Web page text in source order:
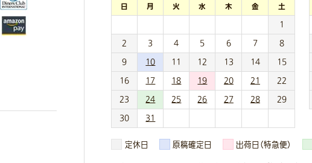
日 月 火 水 木 金
土
1
2
3 4 5 6 7
8
9
10 11 12 13 14
15
16
17 18 19 20 21
22
23
24 25 26 27 28
29
30
31
定休日 原稿確定日 出荷日（特急便）